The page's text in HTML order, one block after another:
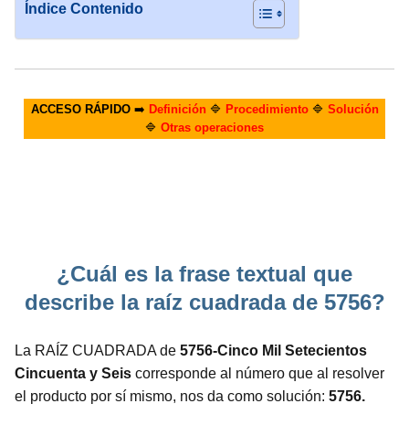
Índice Contenido
ACCESO RÁPIDO➡️ Definición🔷 Procedimiento🔷 Solución
🔷 Otras operaciones
¿Cuál es la frase textual que
describe la raíz cuadrada de 5756?
La RAÍZ CUADRADA de 5756-Cinco Mil Setecientos
Cincuenta y Seis corresponde al número que al resolver
el producto por sí mismo, nos da como solución: 5756.